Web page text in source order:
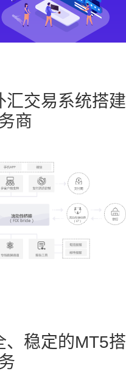
汇交易系统搭建
商
、稳定的MT5搭